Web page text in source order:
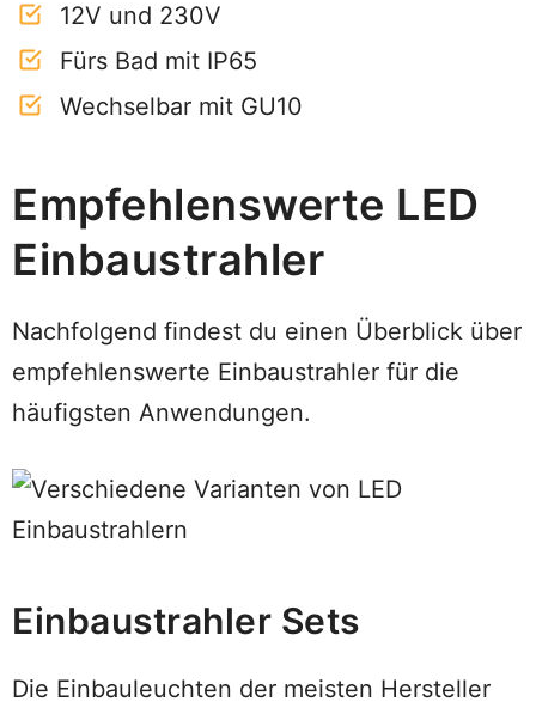
12V und 230V
Fürs Bad mit IP65
Wechselbar mit GU10
Empfehlenswerte LED
Einbaustrahler
Nachfolgend findest du einen Überblick über
empfehlenswerte Einbaustrahler für die
häufigsten Anwendungen.
Einbaustrahler Sets
Die Einbauleuchten der meisten Hersteller